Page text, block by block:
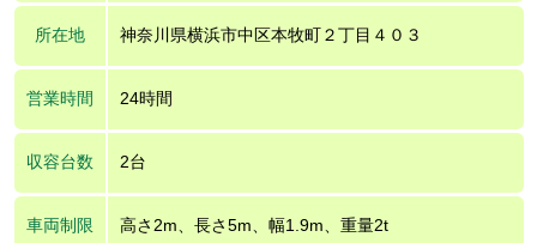
所在地 神奈川県横浜市中区本牧町２丁目４０３
営業時間 24時間
収容台数 2台
車両制限 高さ2m、長さ5m、幅1.9m、重量2t